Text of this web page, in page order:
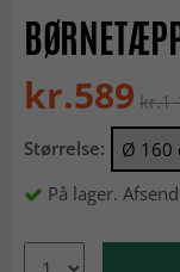
kr.589 kr.1
Størrelse:
På lager.